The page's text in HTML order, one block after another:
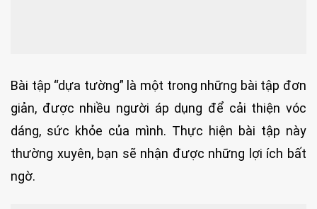
Bài tập “dựa tường” là một trong những bài tập đơn
giản, được nhiều người áp dụng để cải thiện vóc
dáng, sức khỏe của mình. Thực hiện bài tập này
thường xuyên, bạn sẽ nhận được những lợi ích bất
ngờ.